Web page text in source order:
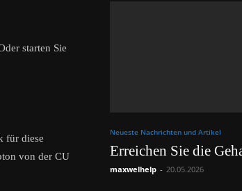
starten Sie
für diese
von der CU
Neueste Nachrichten und Artikel
Erreichen Sie die
maxwelhelp - 20.05.2026